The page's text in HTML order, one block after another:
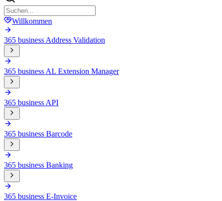
Willkommen
365 business Address Validation
365 business AL Extension Manager
365 business API
365 business Barcode
365 business Banking
365 business E-Invoice